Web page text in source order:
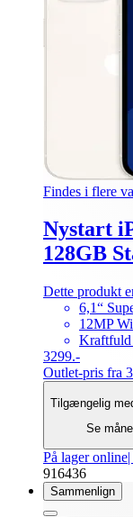
Findes i flere
Nystart
128GB
Dette produkt
6,1“
12MP
Kraftfuld
3299.-
Outlet-pris fra
Tilgængelig
Se
På lager online
916436
Sammenlign